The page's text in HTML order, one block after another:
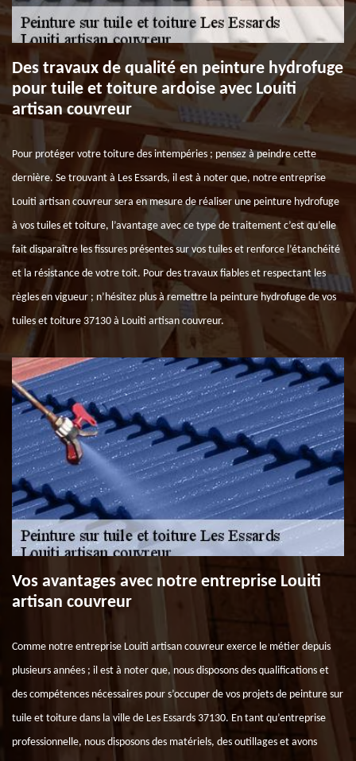
Des travaux de qualité en peinture hydrofuge
pour tuile et toiture ardoise avec Louiti
artisan couvreur
Pour protéger votre toiture des intempéries ; pensez à peindre cette
dernière. Se trouvant à Les Essards, il est à noter que, notre entreprise
Louiti artisan couvreur sera en mesure de réaliser une peinture hydrofuge
à vos tuiles et toiture, l’avantage avec ce type de traitement c’est qu’elle
fait disparaître les fissures présentes sur vos tuiles et renforce l’étanchéité
et la résistance de votre toit. Pour des travaux fiables et respectant les
règles en vigueur ; n’hésitez plus à remettre la peinture hydrofuge de vos
tuiles et toiture 37130 à Louiti artisan couvreur.
Vos avantages avec notre entreprise Louiti
artisan couvreur
Comme notre entreprise Louiti artisan couvreur exerce le métier depuis
plusieurs années ; il est à noter que, nous disposons des qualifications et
des compétences nécessaires pour s’occuper de vos projets de peinture sur
tuile et toiture dans la ville de Les Essards 37130. En tant qu’entreprise
professionnelle, nous disposons des matériels, des outillages et avons